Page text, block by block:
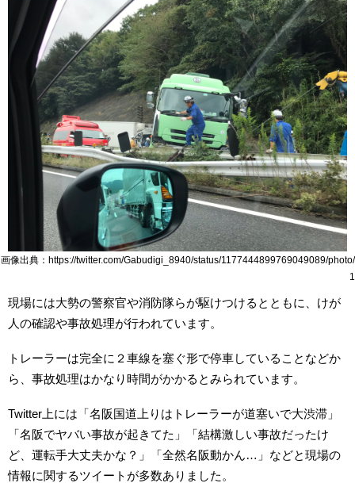
画像出典：https://twitter.com/Gabudigi_8940/status/1177444899769049089/photo/
1
現場には大勢の警察官や消防隊らが駆けつけるとともに、けが
人の確認や事故処理が行われています。
トレーラーは完全に２車線を塞ぐ形で停車していることなどか
ら、事故処理はかなり時間がかかるとみられています。
Twitter上には「名阪国道上りはトレーラーが道塞いで大渋滞」
「名阪でヤバい事故が起きてた」「結構激しい事故だったけ
ど、運転手大丈夫かな？」「全然名阪動かん…」などと現場の
情報に関するツイートが多数ありました。